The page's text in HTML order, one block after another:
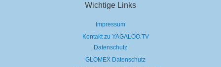
Wichtige Links
Impressum
Kontakt zu YAGALOO.TV
Datenschutz
GLOMEX Datenschutz